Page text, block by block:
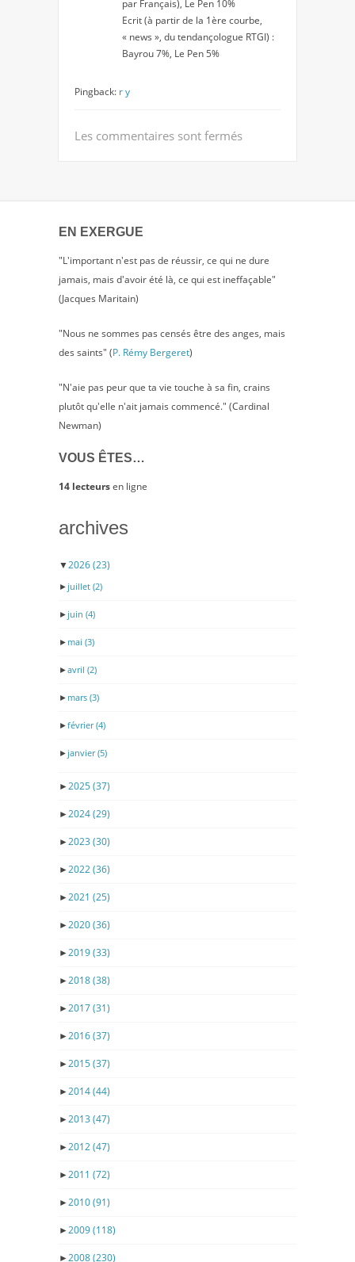
par Français), Le Pen 10%
Ecrit (à partir de la 1ère courbe,
« news », du tendançologue RTGI) :
Bayrou 7%, Le Pen 5%
Pingback: r y
Les commentaires sont fermés
EN EXERGUE
"L'important n'est pas de réussir, ce qui ne dure
jamais, mais d'avoir été là, ce qui est ineffaçable"
(Jacques Maritain)
"Nous ne sommes pas censés être des anges, mais
des saints" (P. Rémy Bergeret)
"N'aie pas peur que ta vie touche à sa fin, crains
plutôt qu'elle n'ait jamais commencé." (Cardinal
Newman)
VOUS ÊTES…
14 lecteursen ligne
archives
▼2026(23)
► juillet (2)
► juin (4)
► mai (3)
►avril (2)
► mars (3)
►février(4)
► janvier(5)
►2025(37)
►2024(29)
►2023 (30)
►2022(36)
►2021 (25)
►2020(36)
►2019(33)
►2018(38)
►2017(31)
►2016(37)
►2015(37)
►2014(44)
►2013 (47)
►2012(47)
►2011 (72)
►2010(91)
►2009(118)
►2008(230)